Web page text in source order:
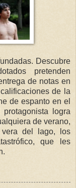
Descubre
pretenden
de notas en
de la
de espanto en el
logra
de verano,
del lago, los
que les